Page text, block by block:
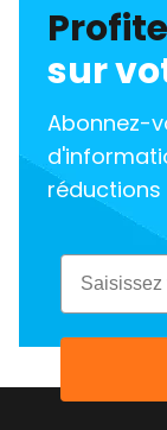
sur
Abonnez-
Email